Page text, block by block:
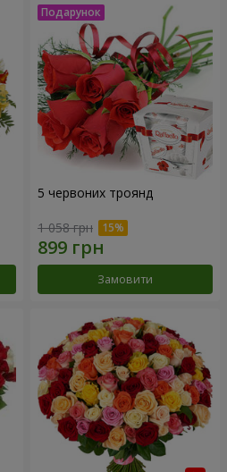
5 червоних троянд
1 058 грн
Замовити